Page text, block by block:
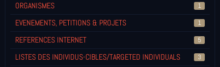
ORGANISMES 1
EVENEMENTS, PETITIONS & PROJETS 1
REFERENCES INTERNET 5
LISTES DES INDIVIDUS-CIBLES/TARGETED INDIVIDUALS 3